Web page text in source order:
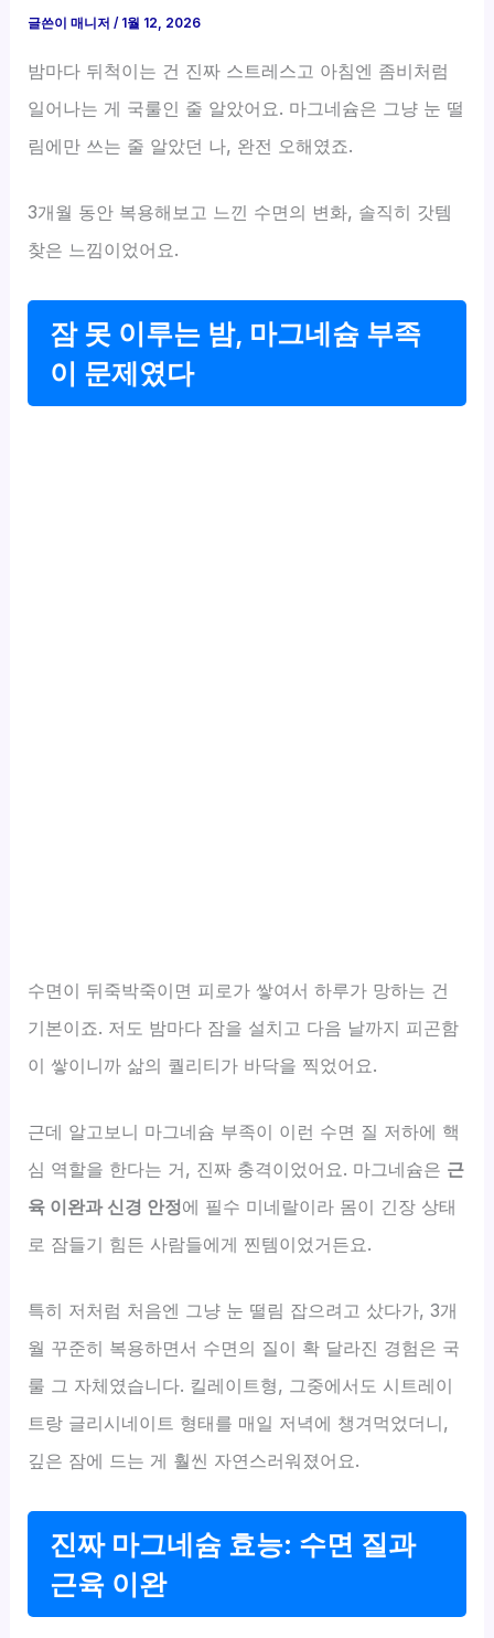
글쓴이매니저/ 1월 12, 2026
밤마다 뒤척이는 건 진짜 스트레스고 아침엔 좀비처럼
일어나는 게 국룰인 줄 알았어요. 마그네슘은 그냥 눈 떨
림에만 쓰는 줄 알았던 나, 완전 오해였죠.
3개월 동안 복용해보고 느낀 수면의 변화, 솔직히 갓템
찾은 느낌이었어요.
잠 못 이루는 밤, 마그네슘 부족
이 문제였다
수면이 뒤죽박죽이면 피로가 쌓여서 하루가 망하는 건
기본이죠. 저도 밤마다 잠을 설치고 다음 날까지 피곤함
이 쌓이니까 삶의 퀄리티가 바닥을 찍었어요.
근데 알고보니 마그네슘 부족이 이런 수면 질 저하에 핵
심 역할을 한다는 거, 진짜 충격이었어요. 마그네슘은 근
육 이완과 신경 안정에 필수 미네랄이라 몸이 긴장 상태
로 잠들기 힘든 사람들에게 찐템이었거든요.
특히 저처럼 처음엔 그냥 눈 떨림 잡으려고 샀다가, 3개
월 꾸준히 복용하면서 수면의 질이 확 달라진 경험은 국
룰 그 자체였습니다. 킬레이트형, 그중에서도 시트레이
트랑 글리시네이트 형태를 매일 저녁에 챙겨먹었더니,
깊은 잠에 드는 게 훨씬 자연스러워졌어요.
진짜 마그네슘 효능: 수면 질과
근육 이완